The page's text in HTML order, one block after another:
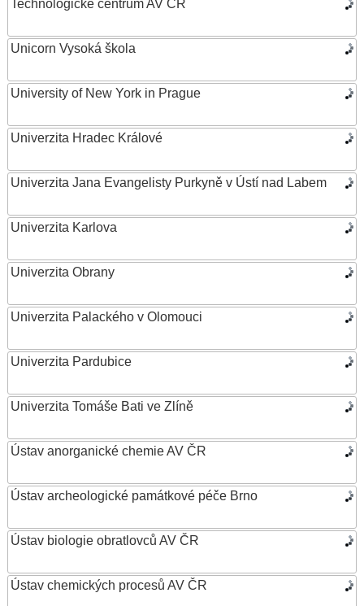
Technologické centrum AV ČR
Unicorn Vysoká škola
University of New York in Prague
Univerzita Hradec Králové
Univerzita Jana Evangelisty Purkyně v Ústí nad Labem
Univerzita Karlova
Univerzita Obrany
Univerzita Palackého v Olomouci
Univerzita Pardubice
Univerzita Tomáše Bati ve Zlíně
Ústav anorganické chemie AV ČR
Ústav archeologické památkové péče Brno
Ústav biologie obratlovců AV ČR
Ústav chemických procesů AV ČR